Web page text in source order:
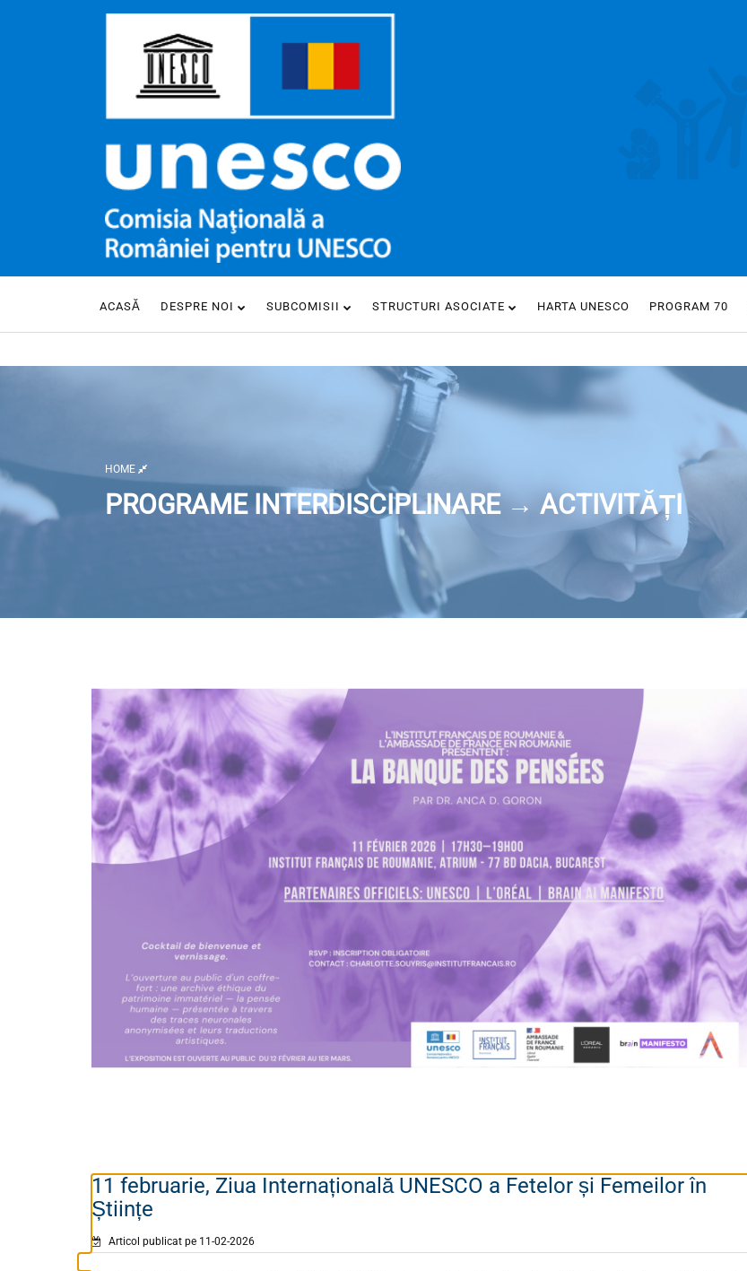
ACASĂ DESPRE NOI SUBCOMISII STRUCTURI ASOCIATE HARTA UNESCO PROGRAM 70
HOME
PROGRAME INTERDISCIPLINARE → ACTIVITĂȚI
11 februarie, Ziua Internațională UNESCO a Fetelor și Femeilor în
Științe
Articol publicat pe 11-02-2026